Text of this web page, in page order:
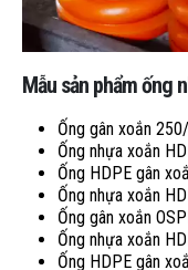
Mẫu sản phẩm ống
Ống gân xoắn
Ống nhựa xoắn
Ống HDPE gân
Ống nhựa xoắn
Ống gân xoắn
Ống nhựa xoắn
Ống HDPE gân